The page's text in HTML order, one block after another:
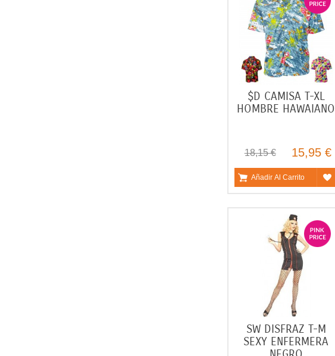
$D CAMISA T-XL
HOMBRE HAWAIANO
18,15 € 15,95 €
Añadir Al Carrito
SW DISFRAZ T-M
SEXY ENFERMERA